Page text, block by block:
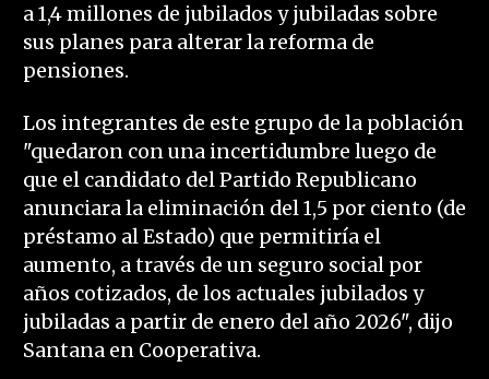
a 1,4 millones de jubilados y jubiladas sobre
sus planes para alterar la reforma de
pensiones.
Los integrantes de este grupo de la población
"quedaron con una incertidumbre luego de
que el candidato del Partido Republicano
anunciara la eliminación del 1,5 por ciento (de
préstamo al Estado) que permitiría el
aumento, a través de un seguro social por
años cotizados, de los actuales jubilados y
jubiladas a partir de enero del año 2026", dijo
Santana en Cooperativa.